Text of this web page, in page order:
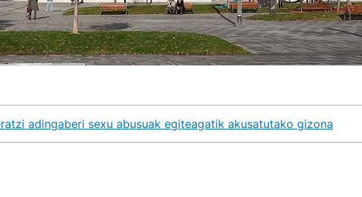
adingaberi sexu abusuak egiteagatik akusatutako gizona